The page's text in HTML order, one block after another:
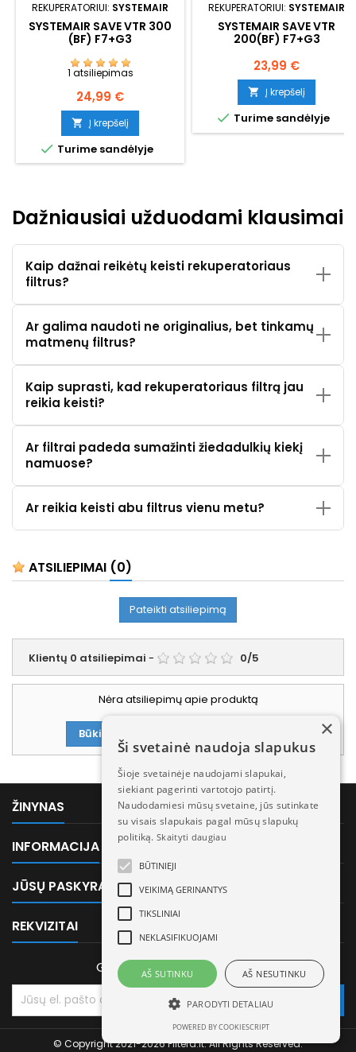
REKUPERATORIUI: SYSTEMAIR
SYSTEMAIR SAVE VTR 300
(BF) F7+G3
1 atsiliepimas
Kaina
24,99 €
 Į krepšelį
 Turime sandėlyje
REKUPERATORIUI: SYSTEMAIR
SYSTEMAIR SAVE VTR
200(BF) F7+G3
Kaina
23,99 €
 Į krepšelį
 Turime sandėlyje
Dažniausiai užduodami klausimai
Kaip dažnai reikėtų keisti rekuperatoriaus
filtrus?
Ar galima naudoti ne originalius, bet tinkamų
matmenų filtrus?
Kaip suprasti, kad rekuperatoriaus filtrą jau
reikia keisti?
Ar filtrai padeda sumažinti žiedadulkių kiekį
namuose?
Ar reikia keisti abu filtrus vienu metu?
ATSILIEPIMAI (0)
Pateikti atsiliepimą
Klientų 0 atsiliepimai - 0/5
Nėra atsiliepimų apie produktą
Būkite pirmasis parašęs atsiliepimą!
ŽINYNAS
INFORMACIJA
JŪSŲ PASKYRA
REKVIZITAI
GAUKITE MŪSŲ NAUJIENAS
© Copyright 2021-2026 Filtera.lt. All Rights Reserved.
×
Ši svetainė naudoja slapukus
Šioje svetainėje naudojami slapukai,
siekiant pagerinti vartotojo patirtį.
Naudodamiesi mūsų svetaine, jūs sutinkate
su visais slapukais pagal mūsų slapukų
politiką. Skaityti daugiau
BŪTINIEJI
VEIKIMĄ GERINANTYS
TIKSLINIAI
NEKLASIFIKUOJAMI
AŠ SUTINKU AŠ NESUTINKU
PARODYTI DETALIAU
POWERED BY COOKIESCRIPT